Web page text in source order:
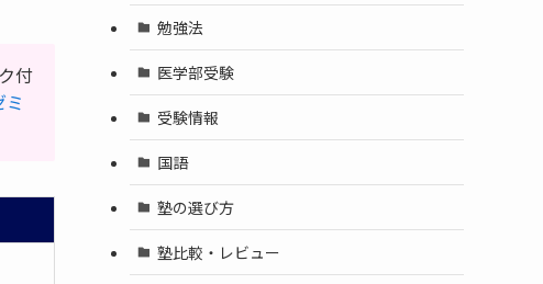
付
勉強法
医学部受験
受験情報
国語
塾の選び方
塾比較・レビュー